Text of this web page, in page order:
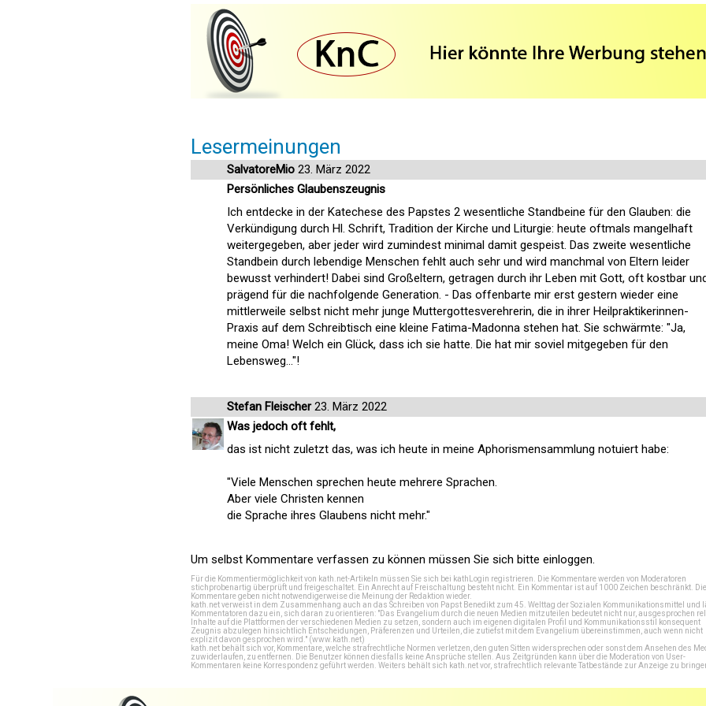
Lesermeinungen
SalvatoreMio 23. März 2022
Persönliches Glaubenszeugnis
Ich entdecke in der Katechese des Papstes 2 wesentliche Standbeine für den Glauben: die
Verkündigung durch Hl. Schrift, Tradition der Kirche und Liturgie: heute oftmals mangelhaft
weitergegeben, aber jeder wird zumindest minimal damit gespeist. Das zweite wesentliche
Standbein durch lebendige Menschen fehlt auch sehr und wird manchmal von Eltern leider
bewusst verhindert! Dabei sind Großeltern, getragen durch ihr Leben mit Gott, oft kostbar
prägend für die nachfolgende Generation. - Das offenbarte mir erst gestern wieder eine
mittlerweile selbst nicht mehr junge Muttergottesverehrerin, die in ihrer Heilpraktikerinnen-
Praxis auf dem Schreibtisch eine kleine Fatima-Madonna stehen hat. Sie schwärmte: "Ja,
meine Oma! Welch ein Glück, dass ich sie hatte. Die hat mir soviel mitgegeben für den
Lebensweg..."!
Stefan Fleischer23. März 2022
Was jedoch oft fehlt,
das ist nicht zuletzt das, was ich heute in meine Aphorismensammlung notuiert habe:
"Viele Menschen sprechen heute mehrere Sprachen.
Aber viele Christen kennen
die Sprache ihres Glaubens nicht mehr."
Um selbst Kommentare verfassen zu können müssen Sie sich bitte einloggen.
Für die Kommentiermöglichkeit von kath.net-Artikeln müssen Sie sich bei kathLogin registrieren . Die Kommentare werden von Moderatoren
stichprobenartig überprüft und freigeschaltet. Ein Anrecht auf Freischaltung besteht nicht. Ein Kommentar ist auf 1000 Zeichen beschränkt. Die
Kommentare geben nicht notwendigerweise die Meinung der Redaktion wieder.
kath.net verweist in dem Zusammenhang auch an das Schreiben von Papst Benedikt zum 45. Welttag der Sozialen Kommunikationsmittel und
Kommentatoren dazu ein, sich daran zu orientieren: "Das Evangelium durch die neuen Medien mitzuteilen bedeutet nicht nur, ausgesprochen
Inhalte auf die Plattformen der verschiedenen Medien zu setzen, sondern auch im eigenen digitalen Profil und Kommunikationsstil konsequent
Zeugnis abzulegen hinsichtlich Entscheidungen, Präferenzen und Urteilen, die zutiefst mit dem Evangelium übereinstimmen, auch wenn nicht
explizit davon gesprochen wird." (www.kath.net)
kath.net behält sich vor, Kommentare, welche strafrechtliche Normen verletzen, den guten Sitten widersprechen oder sonst dem Ansehen des
zuwiderlaufen, zu entfernen. Die Benutzer können diesfalls keine Ansprüche stellen. Aus Zeitgründen kann über die Moderation von User-
Kommentaren keine Korrespondenz geführt werden. Weiters behält sich kath.net vor, strafrechtlich relevante Tatbestände zur Anzeige zu